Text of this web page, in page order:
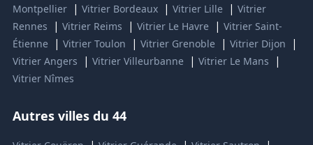
Montpellier | Vitrier Bordeaux | Vitrier Lille | Vitrier
Rennes
| Vitrier Reims | Vitrier Le Havre | Vitrier Saint-
Étienne
| Vitrier Toulon | Vitrier Grenoble | Vitrier Dijon |
Vitrier Angers | Vitrier Villeurbanne | Vitrier Le Mans |
Vitrier Nîmes
Autres villes du 44